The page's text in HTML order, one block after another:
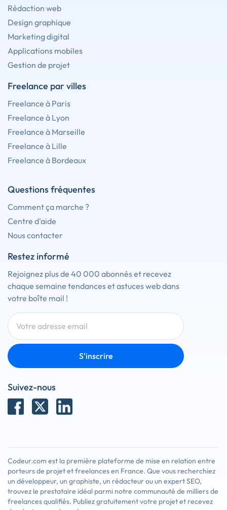
Rédaction web
Design graphique
Marketing digital
Applications mobiles
Gestion de projet
Freelance par villes
Freelance à Paris
Freelance à Lyon
Freelance à Marseille
Freelance à Lille
Freelance à Bordeaux
Questions fréquentes
Comment ça marche ?
Centre d'aide
Nous contacter
Restez informé
Rejoignez plus de 40 000 abonnés et recevez
chaque semaine tendances et astuces web dans
votre boîte mail !
S'inscrire
Suivez-nous
Codeur.com est la première plateforme de mise en relation entre
porteurs de projet et freelances en France. Que vous recherchiez
un développeur, un graphiste, un rédacteur ou un expert SEO,
trouvez le prestataire idéal parmi notre communauté de milliers de
freelances qualifiés. Publiez gratuitement votre projet et recevez